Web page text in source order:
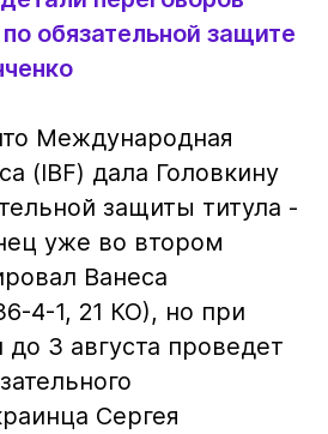
по обязательной защите
Международная
(IBF) дала Головкину
защиты титула -
уже во втором
Ванеса
4-1, 21 КО), но при
до 3 августа проведет
Сергея